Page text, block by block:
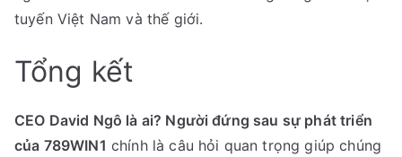
tuyến Việt Nam và thế giới.
Tổng kết
CEO David Ngô là ai? Người đứng sau sự phát triển
của 789WIN1 chính là câu hỏi quan trọng giúp chúng